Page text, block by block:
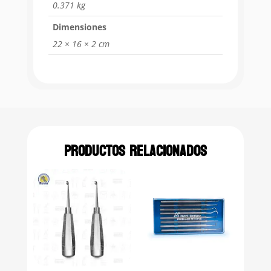
0.371 kg
Dimensiones
22 × 16 × 2 cm
Productos relacionados